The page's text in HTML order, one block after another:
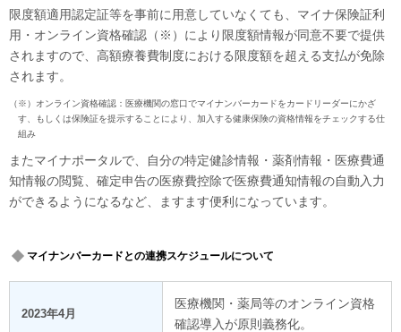
限度額適用認定証等を事前に用意していなくても、マイナ保険証利
用・オンライン資格確認（※）により限度額情報が同意不要で提供
されますので、高額療養費制度における限度額を超える支払が免除
されます。
（※）オンライン資格確認：医療機関の窓口でマイナンバーカードをカードリーダーにかざ
す、もしくは保険証を提示することにより、加入する健康保険の資格情報をチェックする仕
組み
またマイナポータルで、自分の特定健診情報・薬剤情報・医療費通
知情報の閲覧、確定申告の医療費控除で医療費通知情報の自動入力
ができるようになるなど、ますます便利になっています。
マイナンバーカードとの連携スケジュールについて
2023年4月
医療機関・薬局等のオンライン資格
確認導入が原則義務化。